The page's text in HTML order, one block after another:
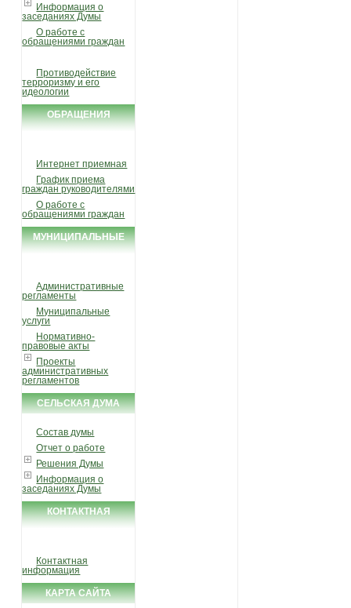
Информация о
заседаниях Думы
О работе с
обращениями граждан
Противодействие
терроризму и его
идеологии
ОБРАЩЕНИЯ
Интернет приемная
График приема
граждан руководителями
О работе с
обращениями граждан
МУНИЦИПАЛЬНЫЕ
Административные
регламенты
Муниципальные
услуги
Нормативно-
правовые акты
Проекты
административных
регламентов
СЕЛЬСКАЯ ДУМА
Состав думы
Отчет о работе
Решения Думы
Информация о
заседаниях Думы
КОНТАКТНАЯ
Контактная
информация
КАРТА САЙТА